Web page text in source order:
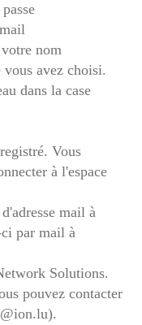
nom
avez choisi.
dans la case
Vous
à l'espace
mail à
par mail à
Solutions.
pouvez contacter